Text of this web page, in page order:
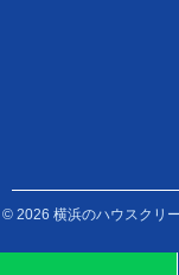
© 2026 横浜のハウスクリ